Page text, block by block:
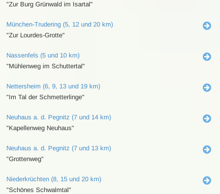
"Zur Burg Grünwald im Isartal"
München-Trudering (5, 12 und 20 km)
"Zur Lourdes-Grotte"
Nassenfels (5 und 10 km)
"Mühlenweg im Schuttertal"
Nettersheim (6, 9, 13 und 19 km)
"Im Tal der Schmetterlinge"
Neuhaus a. d. Pegnitz (7 und 14 km)
"Kapellenweg Neuhaus"
Neuhaus a. d. Pegnitz (7 und 13 km)
"Grottenweg"
Niederkrüchten (8, 15 und 20 km)
"Schönes Schwalmtal"